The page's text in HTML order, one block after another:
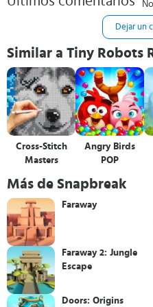
Dejar un
Similar a Tiny Robots
Cross-Stitch
Masters
Angry Birds
POP
Más de Snapbreak
Faraway
Faraway 2: Jungle
Escape
Doors: Origins